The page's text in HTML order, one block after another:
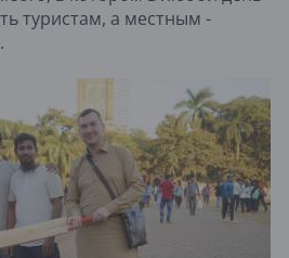
туристам, а местным -